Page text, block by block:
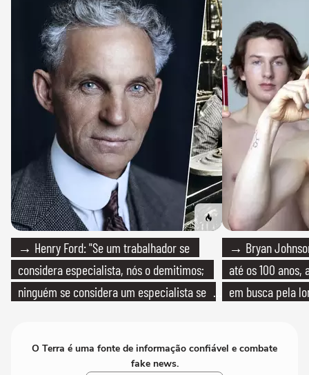
→ Henry Ford: "Se um trabalhador se
considera especialista, nós o demitimos;
ninguém se considera um especialista se
→ Bryan
até os 100
em busca pela
O Terra é uma fonte de informação confiável e combate
fake news.